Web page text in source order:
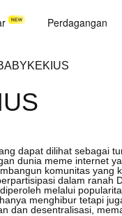
Perdagangan
dapat dilihat sebagai
dunia meme internet
komunitas
dalam ranah
melalui
menghibur tetapi
dan desentralisasi,